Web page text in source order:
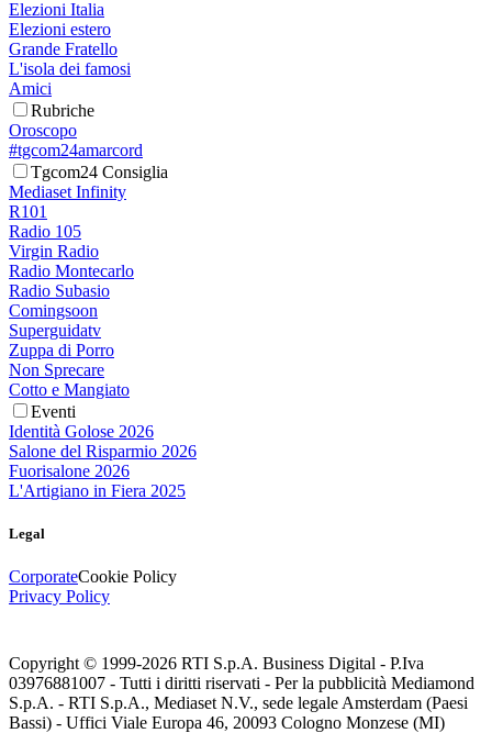
Elezioni Italia
Elezioni estero
Grande Fratello
L'isola dei famosi
Amici
Rubriche
Oroscopo
#tgcom24amarcord
Tgcom24 Consiglia
Mediaset Infinity
R101
Radio 105
Virgin Radio
Radio Montecarlo
Radio Subasio
Comingsoon
Superguidatv
Zuppa di Porro
Non Sprecare
Cotto e Mangiato
Eventi
Identità Golose 2026
Salone del Risparmio 2026
Fuorisalone 2026
L'Artigiano in Fiera 2025
Legal
CorporateCookie Policy
Privacy Policy
Copyright © 1999-2026 RTI S.p.A. Business Digital - P.Iva
03976881007 - Tutti i diritti riservati - Per la pubblicità Mediamond
S.p.A. - RTI S.p.A., Mediaset N.V., sede legale Amsterdam (Paesi
Bassi) - Uffici Viale Europa 46, 20093 Cologno Monzese (MI)